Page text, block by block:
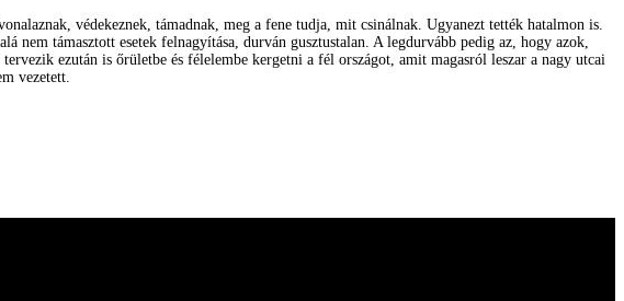
védekeznek, támadnak, meg a fene tudja, mit csinálnak. Ugyanezt tették hatalmon is.
nem támasztott esetek felnagyítása, durván gusztustalan. A legdurvább pedig az, hogy azok,
ezután is őrületbe és félelembe kergetni a fél országot, amit magasról leszar a nagy utcai
vezetett.